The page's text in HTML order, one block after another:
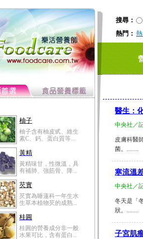
搜尋：
熱門：
柚子
柚子含有柚皮甙、維生
素C、鈣、蛋白質等...
黃精
黃精味甘，性微溫，具
有補肺、強筋骨、降...
芡實
芡實為睡蓮科一年生水
生草本植物芡的成熟...
桂圓
桂圓的營養成分非一般
水果可比，含有蛋白...
醫生：
中央社／
皮膚科醫
菌。........
寒流溫
中央社／
冬天是「
狀。........
子宮肌